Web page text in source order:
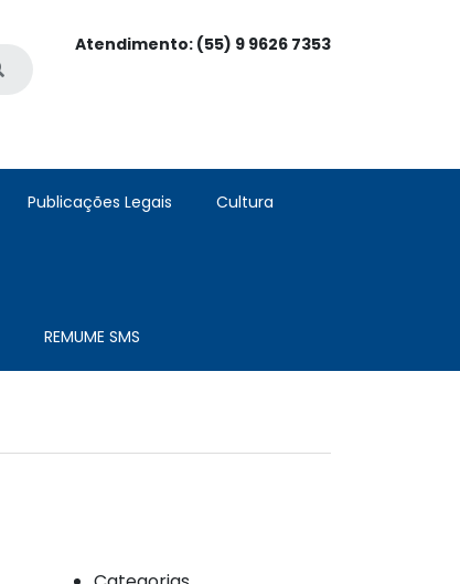
Atendimento: (55) 9 9626 7353
Publicações Legais Cultura
REMUME SMS